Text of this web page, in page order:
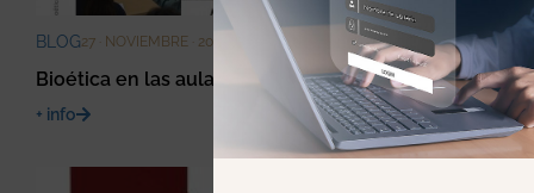
BLOG27 · NOVIEMBRE · 2018
Bioética en las aulas
+ info